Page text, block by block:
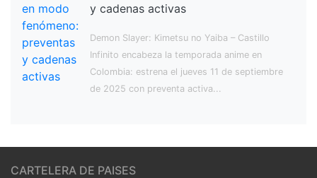
y cadenas activas
Demon Slayer: Kimetsu no Yaiba – Castillo
Infinito encabeza la temporada anime en
Colombia: estrena el jueves 11 de septiembre
de 2025 con preventa activa...
CARTELERA DE PAISES